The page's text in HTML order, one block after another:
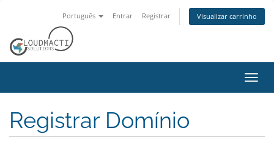
Português Entrar Registrar Visualizar carrinho
Registrar Domínio